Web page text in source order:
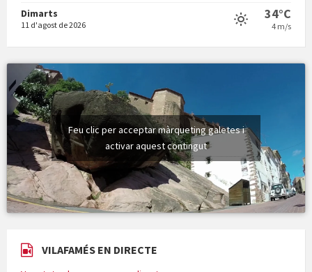
Dimarts
11 d'agost de 2026
34°C
4 m/s
Feu clic per acceptar màrqueting galetes i
activar aquest contingut
VILAFAMÉS EN DIRECTE